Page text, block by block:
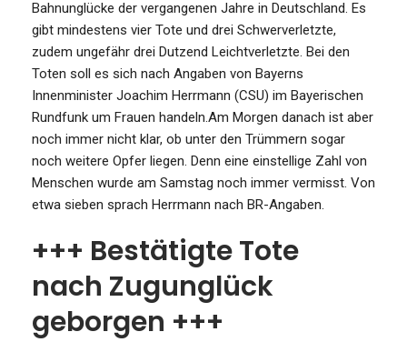
Bahnunglücke der vergangenen Jahre in Deutschland. Es
gibt mindestens vier Tote und drei Schwerverletzte,
zudem ungefähr drei Dutzend Leichtverletzte. Bei den
Toten soll es sich nach Angaben von Bayerns
Innenminister Joachim Herrmann (CSU) im Bayerischen
Rundfunk um Frauen handeln.Am Morgen danach ist aber
noch immer nicht klar, ob unter den Trümmern sogar
noch weitere Opfer liegen. Denn eine einstellige Zahl von
Menschen wurde am Samstag noch immer vermisst. Von
etwa sieben sprach Herrmann nach BR-Angaben.
+++ Bestätigte Tote
nach Zugunglück
geborgen +++